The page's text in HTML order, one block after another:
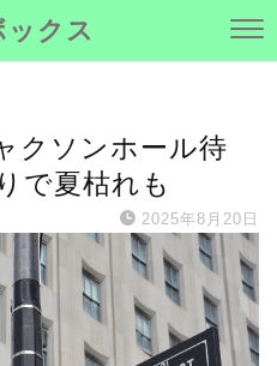
クス
クソンホール待
で夏枯れも
2025年8月20日